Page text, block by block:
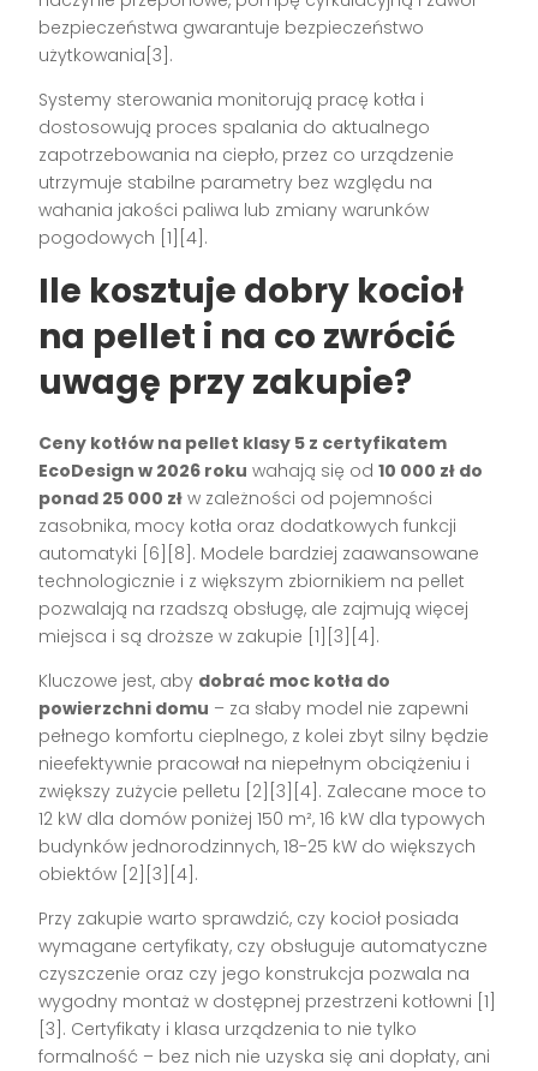
bezpieczeństwa gwarantuje bezpieczeństwo
użytkowania[3].
Systemy sterowania monitorują pracę kotła i
dostosowują proces spalania do aktualnego
zapotrzebowania na ciepło, przez co urządzenie
utrzymuje stabilne parametry bez względu na
wahania jakości paliwa lub zmiany warunków
pogodowych [1][4].
Ile kosztuje dobry kocioł
na pellet i na co zwrócić
uwagę przy zakupie?
Ceny kotłów na pellet klasy 5 z certyfikatem
EcoDesign w 2026 roku wahają się od10 000 zł do
ponad 25 000 zł w zależności od pojemności
zasobnika, mocy kotła oraz dodatkowych funkcji
automatyki [6][8]. Modele bardziej zaawansowane
technologicznie i z większym zbiornikiem na pellet
pozwalają na rzadszą obsługę, ale zajmują więcej
miejsca i są droższe w zakupie [1][3][4].
Kluczowe jest, aby dobrać moc kotła do
powierzchni domu – za słaby model nie zapewni
pełnego komfortu cieplnego, z kolei zbyt silny będzie
nieefektywnie pracował na niepełnym obciążeniu i
zwiększy zużycie pelletu [2][3][4]. Zalecane moce to
12 kW dla domów poniżej 150 m², 16 kW dla typowych
budynków jednorodzinnych, 18-25 kW do większych
obiektów [2][3][4].
Przy zakupie warto sprawdzić, czy kocioł posiada
wymagane certyfikaty, czy obsługuje automatyczne
czyszczenie oraz czy jego konstrukcja pozwala na
wygodny montaż w dostępnej przestrzeni kotłowni [1]
[3]. Certyfikaty i klasa urządzenia to nie tylko
formalność – bez nich nie uzyska się ani dopłaty, ani